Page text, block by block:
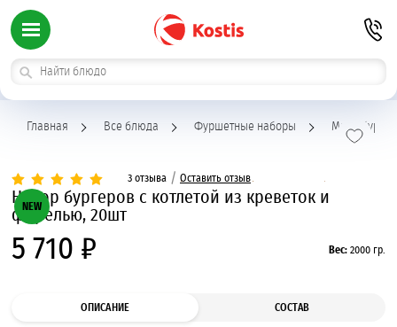
Главная Все блюда Фуршетные наборы Мини
3 отзыва / Оставить отзыв
NEW
Набор бургеров с котлетой из креветок и
форелью, 20шт
5 710 ₽ Вес: 2000 гр.
ОПИСАНИЕ СОСТАВ